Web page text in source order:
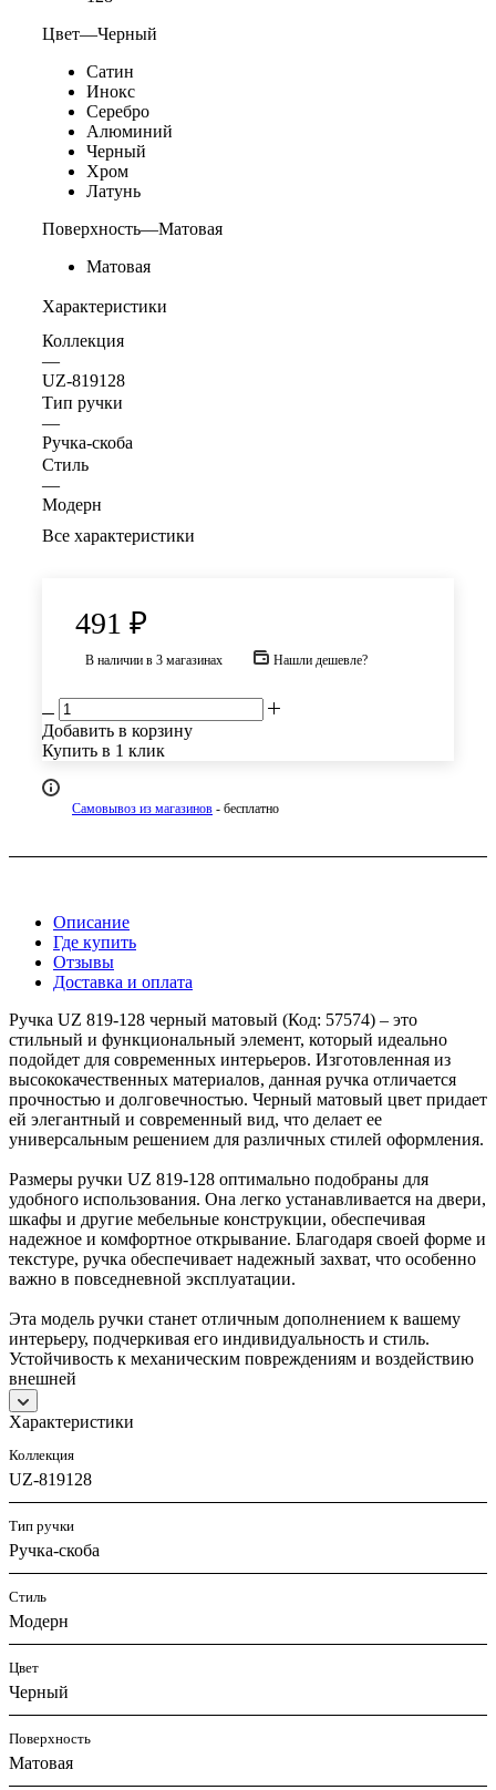
Цвет—Черный
Сатин
Инокс
Серебро
Алюминий
Черный
Хром
Латунь
Поверхность—Матовая
Матовая
Характеристики
Коллекция
—
UZ-819128
Тип ручки
—
Ручка-скоба
Стиль
—
Модерн
Все характеристики
491 ₽
В наличии в 3 магазинах Нашли дешевле?
Добавить в корзину
Купить в 1 клик
Самовывоз из магазинов - бесплатно
Описание
Где купить
Отзывы
Доставка и оплата
Ручка UZ 819-128 черный матовый (Код: 57574) – это
стильный и функциональный элемент, который идеально
подойдет для современных интерьеров. Изготовленная из
высококачественных материалов, данная ручка отличается
прочностью и долговечностью. Черный матовый цвет придает
ей элегантный и современный вид, что делает ее
универсальным решением для различных стилей оформления.
Размеры ручки UZ 819-128 оптимально подобраны для
удобного использования. Она легко устанавливается на двери,
шкафы и другие мебельные конструкции, обеспечивая
надежное и комфортное открывание. Благодаря своей форме и
текстуре, ручка обеспечивает надежный захват, что особенно
важно в повседневной эксплуатации.
Эта модель ручки станет отличным дополнением к вашему
интерьеру, подчеркивая его индивидуальность и стиль.
Устойчивость к механическим повреждениям и воздействию
внешней
Характеристики
Коллекция
UZ-819128
Тип ручки
Ручка-скоба
Стиль
Модерн
Цвет
Черный
Поверхность
Матовая